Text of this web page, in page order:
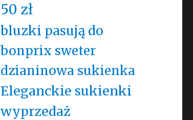
50 zł
bluzki pasują do
bonprix sweter
dzianinowa sukienka
Eleganckie sukienki
wyprzedaż